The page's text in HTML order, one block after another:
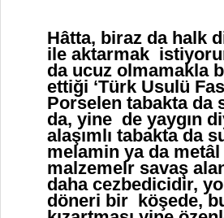
Hâtta, biraz da halk
ile aktarmak
da ucuz olmamakla
ettiği ‘Türk Usulü
Porselen tabakta da
da, yine de yaygın
alaşımlı tabakta da
melamin ya da
malzemelr savaş
daha cezbedicidir,
döneri bir köşede,